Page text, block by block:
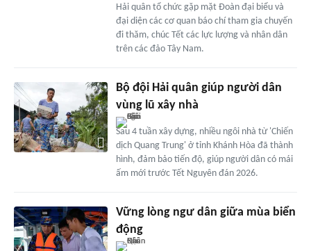
Hải quân tổ chức gặp mặt Đoàn đại biểu và
đại diện các cơ quan báo chí tham gia chuyến
đi thăm, chúc Tết các lực lượng và nhân dân
trên các đảo Tây Nam.
Bộ đội Hải quân giúp người dân
vùng lũ xây nhà
Sau 4 tuần xây dựng, nhiều ngôi nhà từ 'Chiến
dịch Quang Trung' ở tỉnh Khánh Hòa đã thành
hình, đảm bảo tiến độ, giúp người dân có mái
ấm mới trước Tết Nguyên đán 2026.
Vững lòng ngư dân giữa mùa biển
động